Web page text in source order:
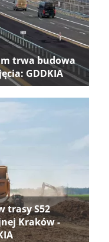
trwa budowa
GDDKIA
trasy S52
Kraków -